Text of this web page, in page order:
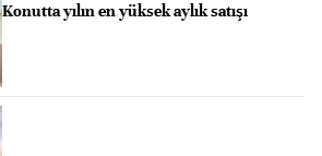
Konutta yılın en yüksek aylık satışı